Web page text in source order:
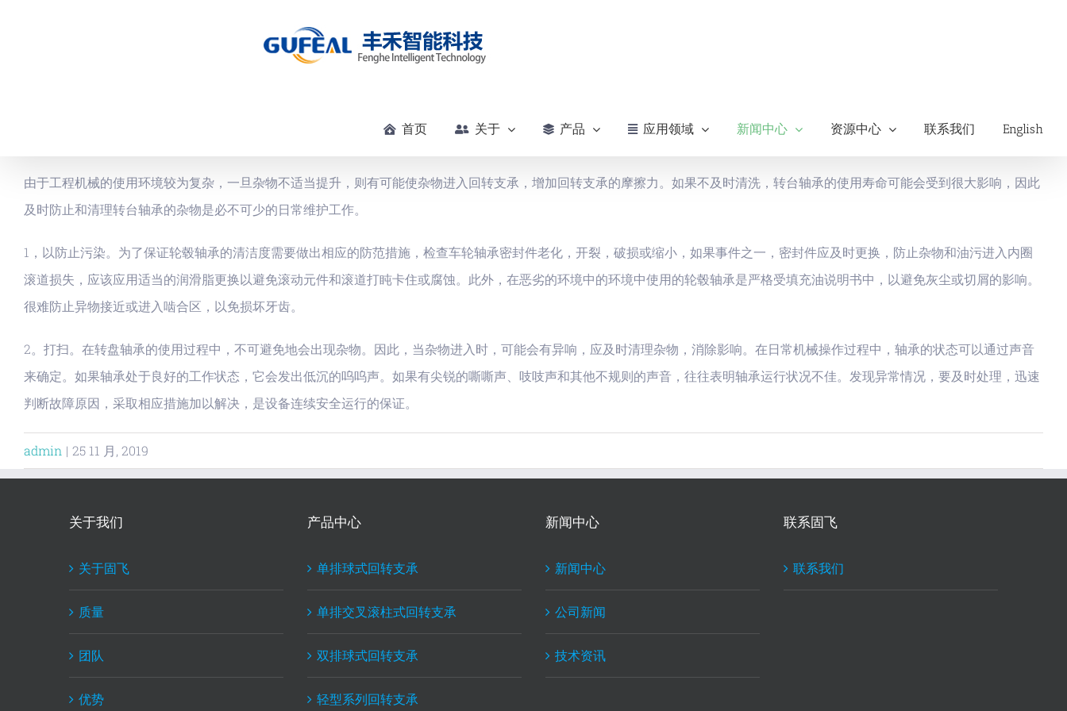
首页 关于 产品 应用领域 新闻中心 资源中心 联系我们 English
由于工程机械的使用环境较为复杂，一旦杂物不适当提升，则有可能使杂物进入回转支承，增加回转支承的摩擦力。如果不及时清洗，转台轴承的使用寿命可能会受到很大影响，因此
及时防止和清理转台轴承的杂物是必不可少的日常维护工作。
1，以防止污染。为了保证轮毂轴承的清洁度需要做出相应的防范措施，检查车轮轴承密封件老化，开裂，破损或缩小，如果事件之一，密封件应及时更换，防止杂物和油污进入内圈
滚道损失，应该应用适当的润滑脂更换以避免滚动元件和滚道打盹卡住或腐蚀。此外，在恶劣的环境中的环境中使用的轮毂轴承是严格受填充油说明书中，以避免灰尘或切屑的影响。
很难防止异物接近或进入啮合区，以免损坏牙齿。
2。打扫。在转盘轴承的使用过程中，不可避免地会出现杂物。因此，当杂物进入时，可能会有异响，应及时清理杂物，消除影响。在日常机械操作过程中，轴承的状态可以通过声音
来确定。如果轴承处于良好的工作状态，它会发出低沉的呜呜声。如果有尖锐的嘶嘶声、吱吱声和其他不规则的声音，往往表明轴承运行状况不佳。发现异常情况，要及时处理，迅速
判断故障原因，采取相应措施加以解决，是设备连续安全运行的保证。
admin | 25 11 月, 2019
关于我们
关于固飞
质量
团队
优势
产品中心
单排球式回转支承
单排交叉滚柱式回转支承
双排球式回转支承
轻型系列回转支承
新闻中心
新闻中心
公司新闻
技术资讯
联系固飞
联系我们